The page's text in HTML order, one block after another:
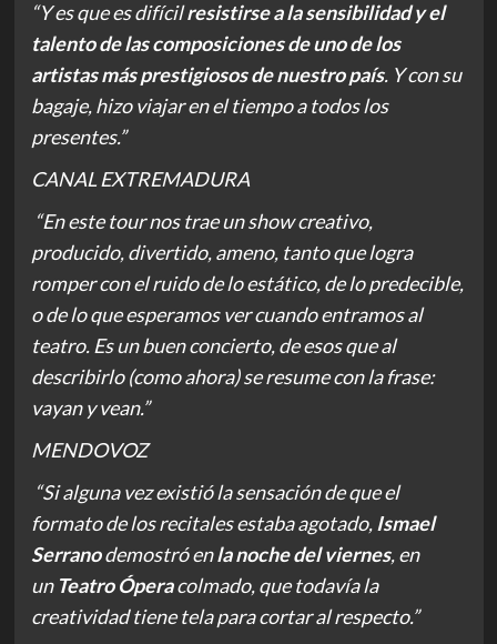
“Y es que es difícilresistirse a la sensibilidad y el
talento de las composiciones de uno de los
artistas más prestigiosos de nuestro país. Y con su
bagaje, hizo viajar en el tiempo a todos los
presentes.”
CANAL EXTREMADURA
“En este tour nos trae un show creativo,
producido, divertido, ameno, tanto que logra
romper con el ruido de lo estático, de lo predecible,
o de lo que esperamos ver cuando entramos al
teatro. Es un buen concierto, de esos que al
describirlo (como ahora) se resume con la frase:
vayan y vean.”
MENDOVOZ
“Si alguna vez existió la sensación de que el
formato de los recitales estaba agotado, Ismael
Serranodemostró enla noche del viernes, en
un Teatro Óperacolmado, que todavía la
creatividad tiene tela para cortar al respecto.”